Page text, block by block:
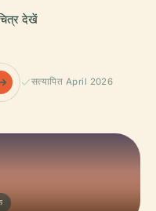
देखें
सत्यापित April 2026